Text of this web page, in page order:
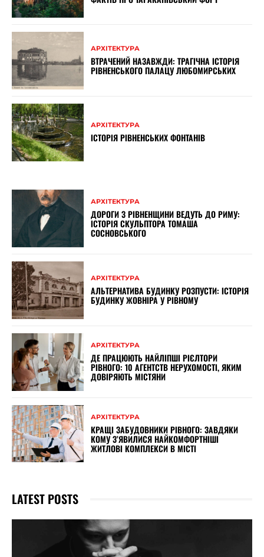
АРХІТЕКТУРА
ВТРАЧЕНИЙ НАЗАВЖДИ: ТРАГІЧНА ІСТОРІЯ
РІВНЕНСЬКОГО ПАЛАЦУ ЛЮБОМИРСЬКИХ
АРХІТЕКТУРА
ІСТОРІЯ РІВНЕНСЬКИХ ФОНТАНІВ
АРХІТЕКТУРА
ДОРОГИ З РІВНЕНЩИНИ ВЕДУТЬ ДО РИМУ:
ІСТОРІЯ СКУЛЬПТОРА ТОМАША
СОСНОВСЬКОГО
АРХІТЕКТУРА
АЛЬТЕРНАТИВА БУДИНКУ РОЗПУСТИ: ІСТОРІЯ
БУДИНКУ ЖОВНІРА У РІВНОМУ
АРХІТЕКТУРА
ДЕ ПРАЦЮЮТЬ НАЙЛІПШІ РІЄЛТОРИ
РІВНОГО: 10 АГЕНТСТВ НЕРУХОМОСТІ, ЯКИМ
ДОВІРЯЮТЬ МІСТЯНИ
АРХІТЕКТУРА
КРАЩІ ЗАБУДОВНИКИ РІВНОГО: ЗАВДЯКИ
КОМУ З’ЯВИЛИСЯ НАЙКОМФОРТНІШІ
ЖИТЛОВІ КОМПЛЕКСИ В МІСТІ
LATEST POSTS